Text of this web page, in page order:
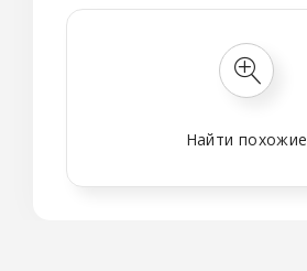
Найти похожие